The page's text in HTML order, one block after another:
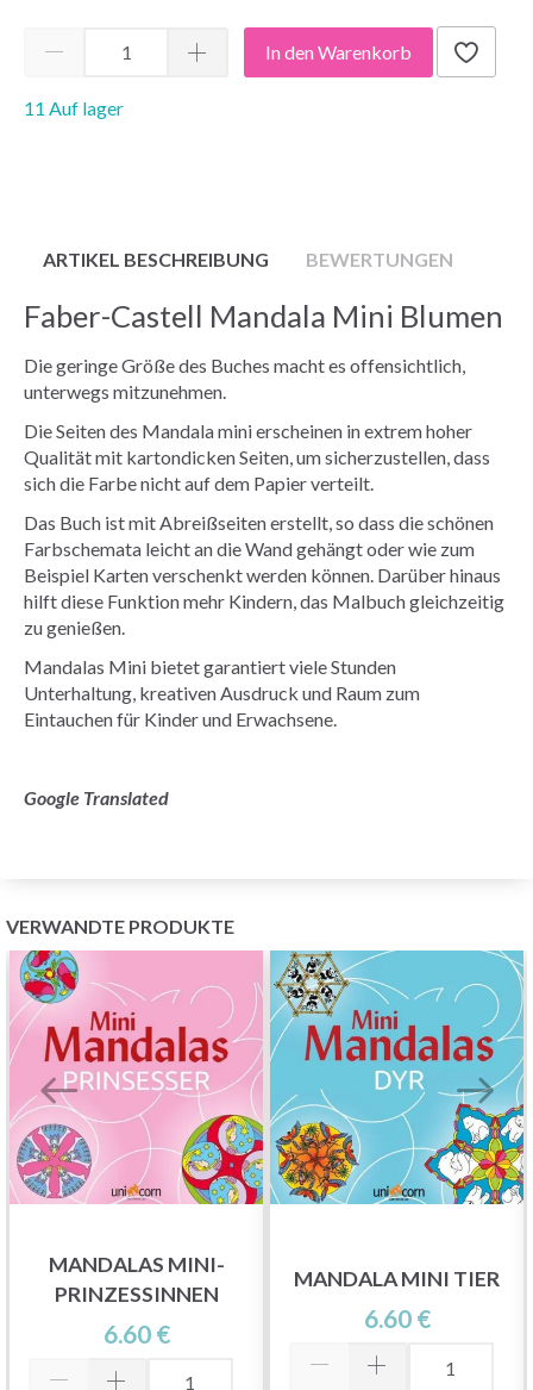
In den Warenkorb
11 Auf lager
ARTIKEL BESCHREIBUNG BEWERTUNGEN
Faber-Castell Mandala Mini Blumen
Die geringe Größe des Buches macht es offensichtlich,
unterwegs mitzunehmen.
Die Seiten des Mandala mini erscheinen in extrem hoher
Qualität mit kartondicken Seiten, um sicherzustellen, dass
sich die Farbe nicht auf dem Papier verteilt.
Das Buch ist mit Abreißseiten erstellt, so dass die schönen
Farbschemata leicht an die Wand gehängt oder wie zum
Beispiel Karten verschenkt werden können. Darüber hinaus
hilft diese Funktion mehr Kindern, das Malbuch gleichzeitig
zu genießen.
Mandalas Mini bietet garantiert viele Stunden
Unterhaltung, kreativen Ausdruck und Raum zum
Eintauchen für Kinder und Erwachsene.
Google Translated
VERWANDTE PRODUKTE
MANDALAS MINI-
PRINZESSINNEN
6.60 €
MANDALA MINI TIER
6.60 €